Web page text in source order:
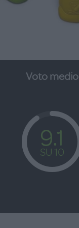
Voto medio
9.1
SU 10